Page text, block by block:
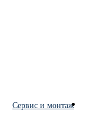
Сервис и монтаж